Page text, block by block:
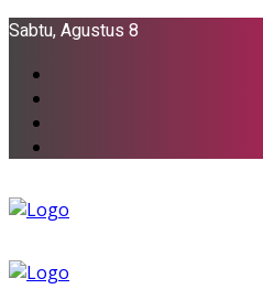
Sabtu, Agustus 8